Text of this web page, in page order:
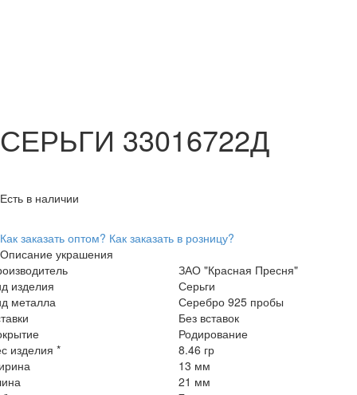
СЕРЬГИ 33016722Д
Есть в наличии
Как заказать оптом? Как заказать в розницу?
Описание украшения
ЗАО "Красная Пресня"
изделия
Серьги
металла
Серебро 925 пробы
Без вставок
Родирование
изделия *
8.46 гр
13 мм
21 мм